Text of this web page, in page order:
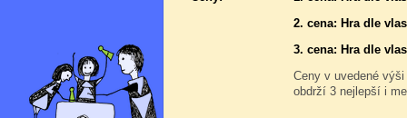
2. cena: Hra dle
3. cena: Hra dle
Ceny v uvedené
obdrží 3 nejlepší i